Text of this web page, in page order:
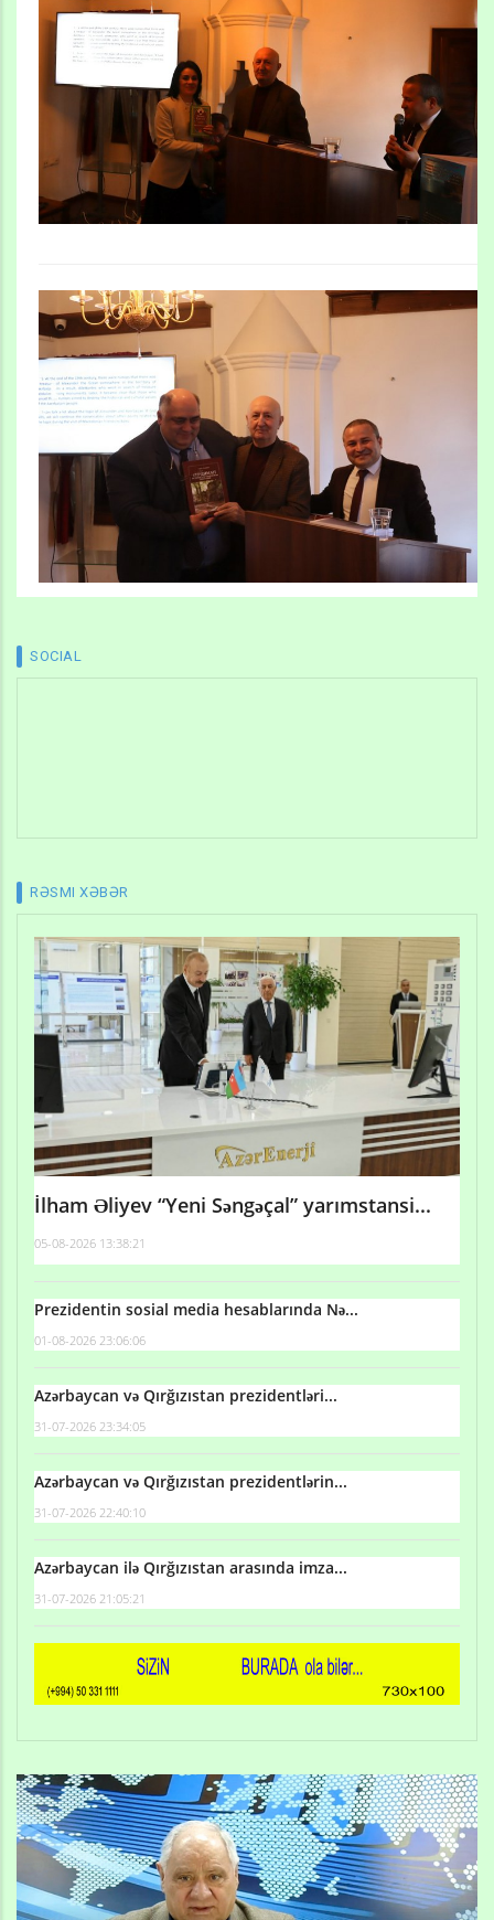
SOCIAL
RƏSMI XƏBƏR
İlham Əliyev “Yeni Səngəçal” yarımstansi...
05-08-2026 13:38:21
Prezidentin sosial media hesablarında Nə...
01-08-2026 23:06:06
Azərbaycan və Qırğızıstan prezidentləri...
31-07-2026 23:34:05
Azərbaycan və Qırğızıstan prezidentlərin...
31-07-2026 22:40:10
Azərbaycan ilə Qırğızıstan arasında imza...
31-07-2026 21:05:21